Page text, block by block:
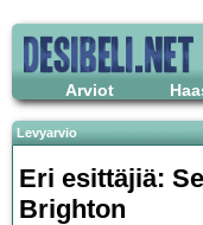
Arviot
Levyarvio
Eri esittäjiä:
Brighton